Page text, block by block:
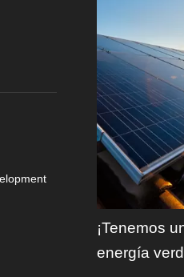
¡Tenemos
energía